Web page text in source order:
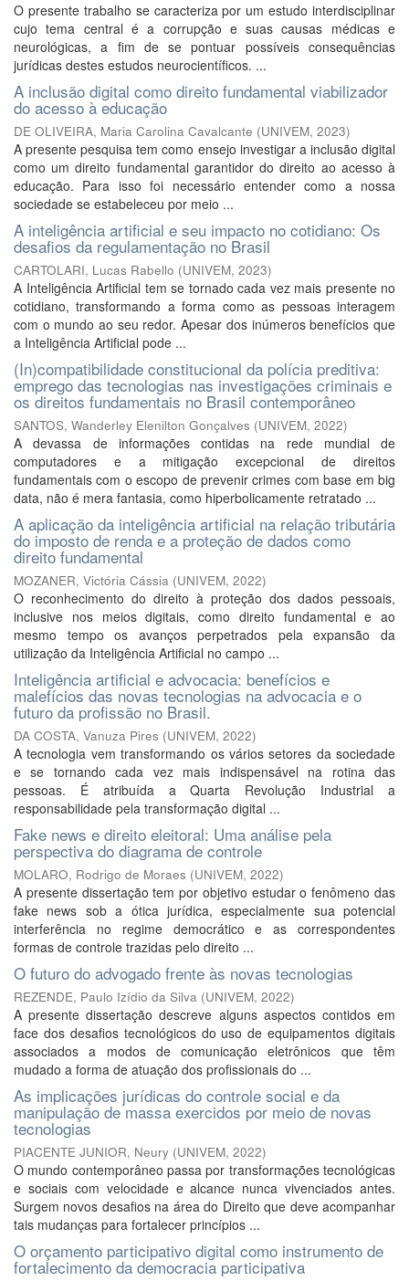
O presente trabalho se caracteriza por um estudo interdisciplinar
cujo tema central é a corrupção e suas causas médicas e
neurológicas, a fim de se pontuar possíveis consequências
jurídicas destes estudos neurocientíficos. ...
A inclusão digital como direito fundamental viabilizador
do acesso à educação
DE OLIVEIRA, Maria Carolina Cavalcante (UNIVEM, 2023)
A presente pesquisa tem como ensejo investigar a inclusão digital
como um direito fundamental garantidor do direito ao acesso à
educação. Para isso foi necessário entender como a nossa
sociedade se estabeleceu por meio ...
A inteligência artificial e seu impacto no cotidiano: Os
desafios da regulamentação no Brasil
CARTOLARI, Lucas Rabello (UNIVEM, 2023)
A Inteligência Artificial tem se tornado cada vez mais presente no
cotidiano, transformando a forma como as pessoas interagem
com o mundo ao seu redor. Apesar dos inúmeros benefícios que
a Inteligência Artificial pode ...
(In)compatibilidade constitucional da polícia preditiva:
emprego das tecnologias nas investigações criminais e
os direitos fundamentais no Brasil contemporâneo
SANTOS, Wanderley Elenilton Gonçalves (UNIVEM, 2022)
A devassa de informações contidas na rede mundial de
computadores e a mitigação excepcional de direitos
fundamentais com o escopo de prevenir crimes com base em big
data, não é mera fantasia, como hiperbolicamente retratado ...
A aplicação da inteligência artificial na relação tributária
do imposto de renda e a proteção de dados como
direito fundamental
MOZANER, Victória Cássia (UNIVEM, 2022)
O reconhecimento do direito à proteção dos dados pessoais,
inclusive nos meios digitais, como direito fundamental e ao
mesmo tempo os avanços perpetrados pela expansão da
utilização da Inteligência Artificial no campo ...
Inteligência artificial e advocacia: benefícios e
malefícios das novas tecnologias na advocacia e o
futuro da profissão no Brasil.
DA COSTA, Vanuza Pires (UNIVEM, 2022)
A tecnologia vem transformando os vários setores da sociedade
e se tornando cada vez mais indispensável na rotina das
pessoas. É atribuída a Quarta Revolução Industrial a
responsabilidade pela transformação digital ...
Fake news e direito eleitoral: Uma análise pela
perspectiva do diagrama de controle
MOLARO, Rodrigo de Moraes (UNIVEM, 2022)
A presente dissertação tem por objetivo estudar o fenômeno das
fake news sob a ótica jurídica, especialmente sua potencial
interferência no regime democrático e as correspondentes
formas de controle trazidas pelo direito ...
O futuro do advogado frente às novas tecnologias
REZENDE, Paulo Izídio da Silva (UNIVEM, 2022)
A presente dissertação descreve alguns aspectos contidos em
face dos desafios tecnológicos do uso de equipamentos digitais
associados a modos de comunicação eletrônicos que têm
mudado a forma de atuação dos profissionais do ...
As implicações jurídicas do controle social e da
manipulação de massa exercidos por meio de novas
tecnologias
PIACENTE JUNIOR, Neury (UNIVEM, 2022)
O mundo contemporâneo passa por transformações tecnológicas
e sociais com velocidade e alcance nunca vivenciados antes.
Surgem novos desafios na área do Direito que deve acompanhar
tais mudanças para fortalecer princípios ...
O orçamento participativo digital como instrumento de
fortalecimento da democracia participativa